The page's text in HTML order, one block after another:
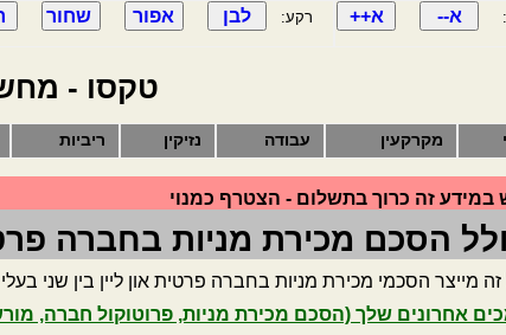
: רקע:
טקסו -
מקרקעין עבודה נזיקין ריביות
במידע זה כרוך בתשלום - הצטרף כמנוי
הסכם מכירת מניות בחברה
מייצר הסכמי מכירת מניות בחברה פרטית און ליין בין שני
אחרונים שלך (הסכם מכירת מניות, פרוטוקול חברה,